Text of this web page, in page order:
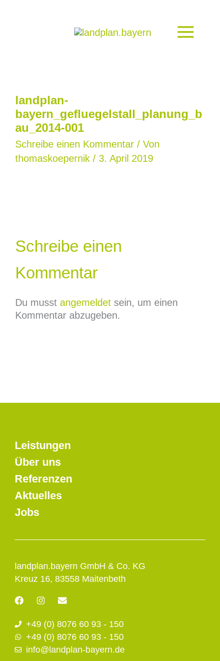
landplan-
bayern_gefluegelstall_planung_b
au_2014-001
Schreibe einen Kommentar / Von
thomaskoepernik / 3. April 2019
Schreibe einen
Kommentar
Du musst angemeldetsein, um einen
Kommentar abzugeben.
landplan.bayern GmbH & Co. KG
Kreuz 16, 83558 Maitenbeth
F
a
e
b
o
o
I
n
t
a
g
r
E
e
l
o
p
+49 (0) 8076 60 93 - 150
+49 (0) 8076 60 93 - 150
info@landplan-bayern.de
Leistungen
Über uns
Referenzen
Aktuelles
Jobs